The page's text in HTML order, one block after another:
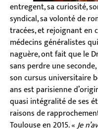
entregent, sa curiosité,
syndical, sa volonté de
tracées, et rejoignant en
médecins généralistes
naguère, ont fait que le
sans perdre une
son cursus universitaire
ans est parisienne
quasi intégralité de ses
raisons de
Toulouse en 2015. «Je